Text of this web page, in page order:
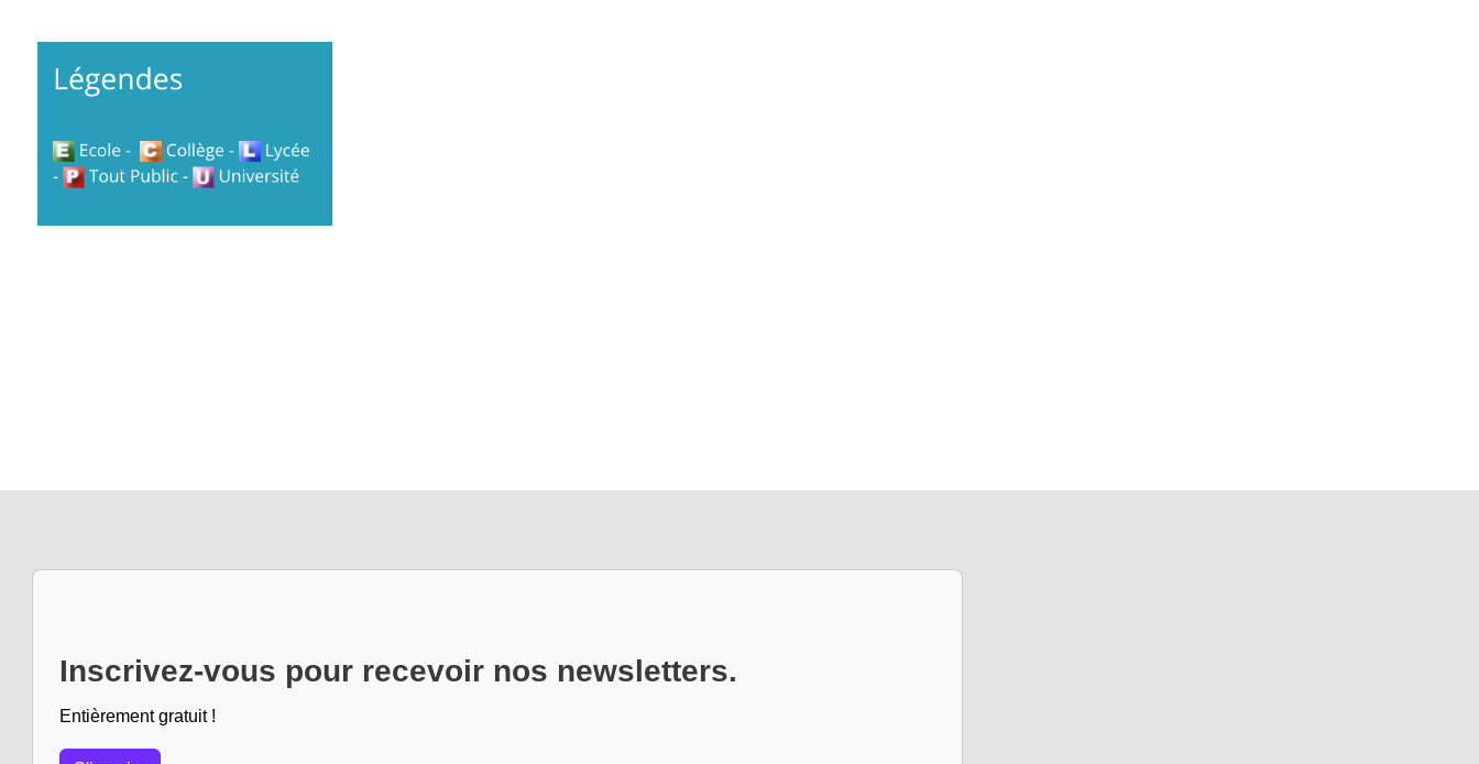
Inscrivez-vous pour recevoir nos newsletters.
Entièrement gratuit !